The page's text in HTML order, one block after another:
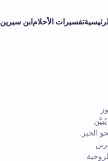
الرئيسيةتفسيرات الأحلام ابن سيرين
الخير.